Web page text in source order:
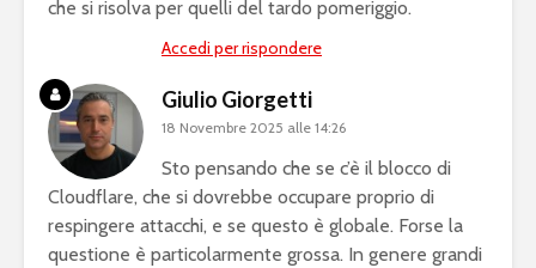
che si risolva per quelli del tardo pomeriggio.
Accedi per rispondere
Giulio Giorgetti
18 Novembre 2025 alle 14:26
Sto pensando che se c’è il blocco di
Cloudflare, che si dovrebbe occupare proprio di
respingere attacchi, e se questo è globale. Forse la
questione è particolarmente grossa. In genere grandi